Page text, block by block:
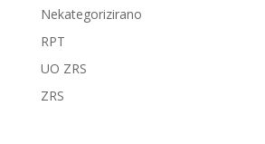
Nekategorizirano
RPT
UO ZRS
ZRS